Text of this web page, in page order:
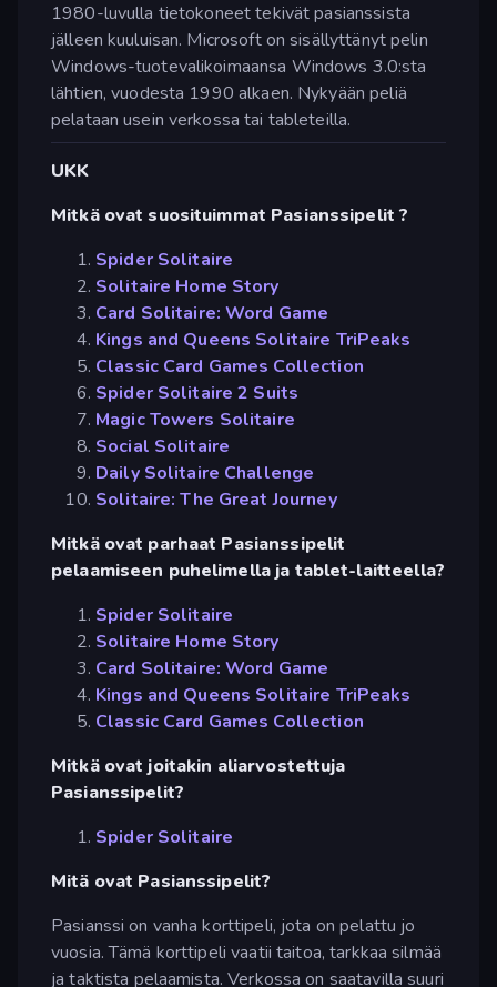
1980-luvulla tietokoneet tekivät pasianssista
jälleen kuuluisan. Microsoft on sisällyttänyt pelin
Windows-tuotevalikoimaansa Windows 3.0:sta
lähtien, vuodesta 1990 alkaen. Nykyään peliä
pelataan usein verkossa tai tableteilla.
UKK
Mitkä ovat suosituimmat Pasianssipelit ?
Spider Solitaire
Solitaire Home Story
Card Solitaire: Word Game
Kings and Queens Solitaire TriPeaks
Classic Card Games Collection
Spider Solitaire 2 Suits
Magic Towers Solitaire
Social Solitaire
Daily Solitaire Challenge
Solitaire: The Great Journey
Mitkä ovat parhaat Pasianssipelit
pelaamiseen puhelimella ja tablet-laitteella?
Spider Solitaire
Solitaire Home Story
Card Solitaire: Word Game
Kings and Queens Solitaire TriPeaks
Classic Card Games Collection
Mitkä ovat joitakin aliarvostettuja
Pasianssipelit?
Spider Solitaire
Mitä ovat Pasianssipelit?
Pasianssi on vanha korttipeli, jota on pelattu jo
vuosia. Tämä korttipeli vaatii taitoa, tarkkaa silmää
ja taktista pelaamista. Verkossa on saatavilla suuri